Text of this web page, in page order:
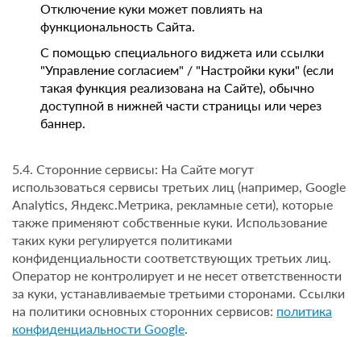
Отключение куки может повлиять на
функциональность Сайта.
С помощью специального виджета или ссылки
"Управление согласием" / "Настройки куки" (если
такая функция реализована на Сайте), обычно
доступной в нижней части страницы или через
баннер.
5.4. Сторонние сервисы: На Сайте могут
использоваться сервисы третьих лиц (например, Google
Analytics, Яндекс.Метрика, рекламные сети), которые
также применяют собственные куки. Использование
таких куки регулируется политиками
конфиденциальности соответствующих третьих лиц.
Оператор не контролирует и не несет ответственности
за куки, устанавливаемые третьими сторонами. Ссылки
на политики основных сторонних сервисов: политика
конфиденциальности Google.